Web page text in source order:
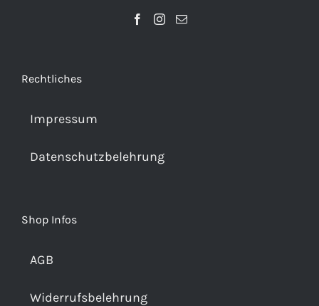
Rechtliches
Impressum
Datenschutzbelehrung
Shop Infos
AGB
Widerrufsbelehrung